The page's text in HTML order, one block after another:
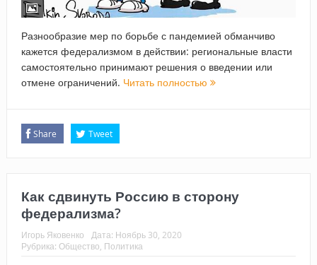
Разнообразие мер по борьбе с пандемией обманчиво
кажется федерализмом в действии: региональные власти
самостоятельно принимают решения о введении или
отмене ограничений. Читать полностью
Share Tweet
Как сдвинуть Россию в сторону
федерализма?
Игорь Яковенко Дата: Ноябрь 30, 2020
Рубрика: Общество Политика